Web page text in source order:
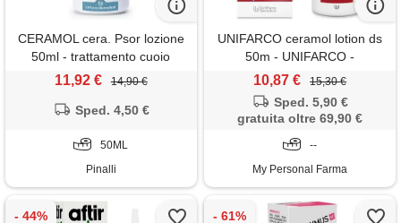
CERAMOL cera. Psor lozione
50ml - trattamento cuoio
capelluto
11,92 € 14,90 €
Sped. 4,50 €
50ML
Pinalli
UNIFARCO ceramol lotion ds
50m - UNIFARCO -
989408467
10,87 € 15,30 €
Sped. 5,90 €
gratuita oltre 69,90 €
--
My Personal Farma